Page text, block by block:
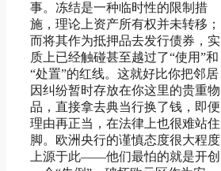
事。冻结是一种临时性的限制措
施，理论上资产所有权并未转移；
而将其作为抵押品去发行债券，实
质上已经触碰甚至越过了“使用”和
“处置”的红线。这就好比你把邻居
因纠纷暂时存放在你这里的贵重物
品，直接拿去典当行换了钱，即便
理由再正当，在法律上也很难站住
脚。欧洲央行的谨慎态度很大程度
上源于此——他们最怕的就是开创